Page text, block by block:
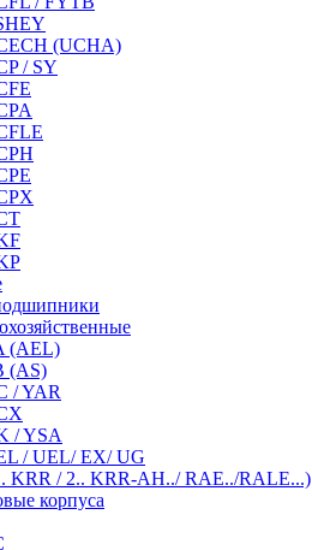
(UCHA)
/ SY
(AEL)
(AS)
/ YAR
/ YSA
/ UEL/ EX/ UG
KRR / 2.. KRR-AH../ RAE../RALE...)
корпуса